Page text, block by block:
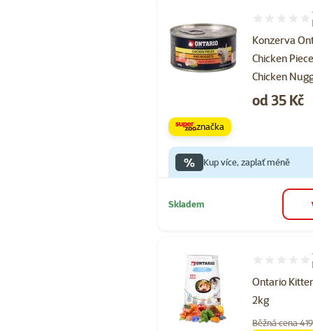
Konzerva
Chicken
Chicken
Hodnocení
Cena
od 35 Kč
značka
% Kup více, zaplať méně
Skladem
Ontario
2kg
Hodnocení
Běžná cena